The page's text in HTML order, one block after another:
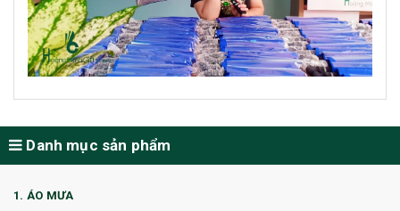
Danh mục sản phẩm
1. ÁO MƯA